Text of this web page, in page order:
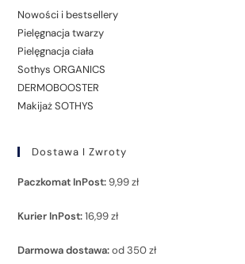
Nowości i bestsellery
Pielęgnacja twarzy
Pielęgnacja ciała
Sothys ORGANICS
DERMOBOOSTER
Makijaż SOTHYS
Dostawa I Zwroty
Paczkomat InPost:9,99 zł
Kurier InPost:16,99 zł
Darmowa dostawa:od 350 zł